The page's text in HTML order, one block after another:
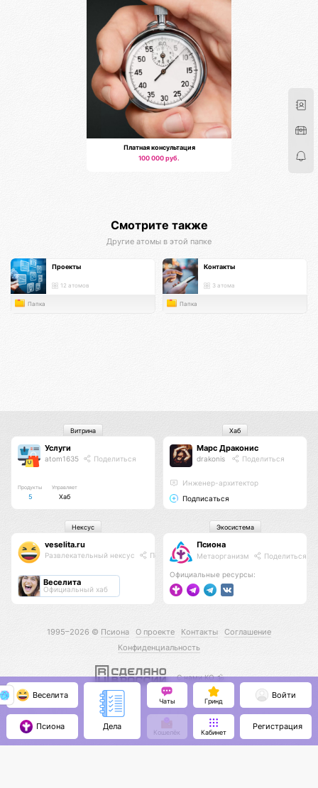
Платная консультация
100 000 руб.
Смотрите также
Другие атомы в этой папке
Проекты
12 атомов
Папка
Контакты
3 атома
Папка
Услуги
atom1635 Поделиться
Продукты
5
Управляет
Хаб
Витрина
Марс Драконис
drakonis Поделиться
Инженер-архитектор
Подписаться
Хаб
veselita.ru
Развлекательный нексус Поделиться
Веселита
Официальный хаб
Нексус
Псиона
Метаорганизм Поделиться
Официальные ресурсы:
Экосистема
1995–2026 © Псиона О проекте Контакты
Соглашение
Конфиденциальность
С нами КО 🕉️
Веселита
Псиона Дела
Чаты Гринд
Кошелёк Кабинет
Войти
Регистрация